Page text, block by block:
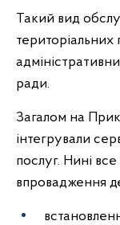
Такий вид
територіальних
ради.
Загалом на
інтегрували
послуг. Нині
впровадження